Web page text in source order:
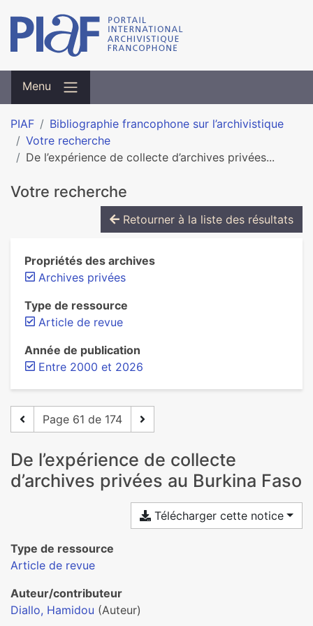
Menu
PIAF
Bibliographie francophone sur l’archivistique
Votre recherche
De l’expérience de collecte d’archives privées...
Votre recherche
Retourner à la liste des résultats
Propriétés des archives
Archives privées
Type de ressource
Article de revue
Année de publication
Entre 2000 et 2026
Page 61 de 174
De l’expérience de collecte
d’archives privées au Burkina Faso
Télécharger cette notice
Type de ressource
Article de revue
Auteur/contributeur
Diallo, Hamidou (Auteur)